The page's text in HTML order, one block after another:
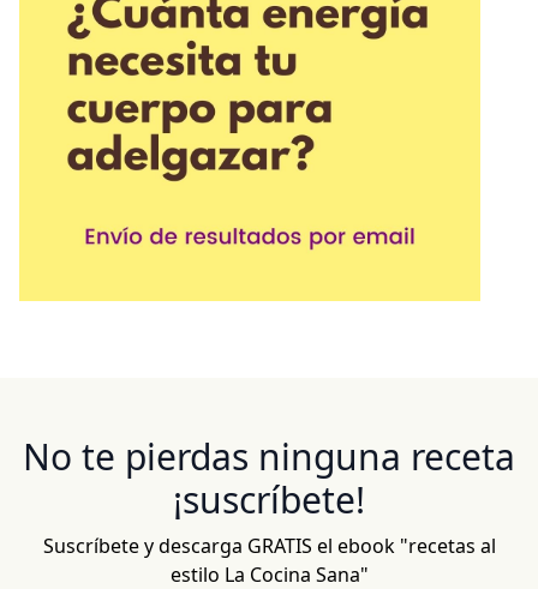
No te pierdas ninguna receta
¡suscríbete!
Suscríbete y descarga GRATIS el ebook "recetas al
estilo La Cocina Sana"